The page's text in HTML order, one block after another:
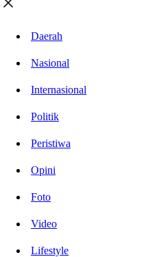
Daerah
Nasional
Internasional
Politik
Peristiwa
Opini
Foto
Video
Lifestyle